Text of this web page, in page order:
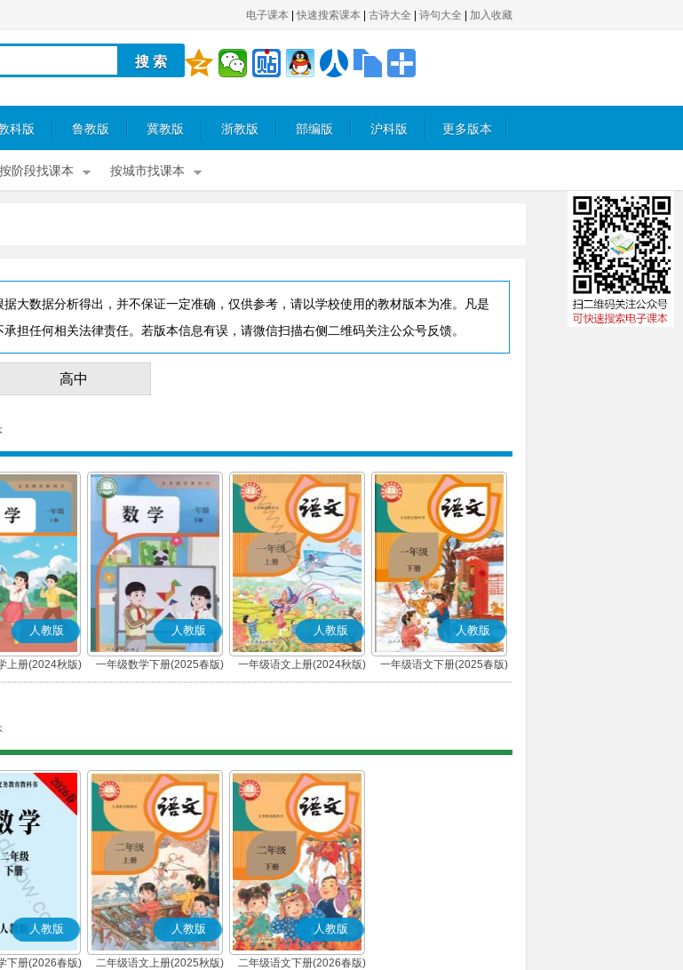
电子课本 快速搜索课本 古诗大全 诗句大全 加入收藏
科版 鲁教版 冀教版 浙教版 部编版 沪科版 更多版本
按阶段找课本 按城市找课本
大数据分析得出，并不保证一定准确，仅供参考，请以学校使用的教材版本为准。凡是
担任何相关法律责任。若版本信息有误，请微信扫描右侧二维码关注公众号反馈。
高中
人教版
上册(2024秋版)
人教版
一年级数学下册(2025春版)
人教版
一年级语文上册(2024秋版)
(部编版)
人教版
一年级语文下册(2025春版)
(部编版)
人教版
下册(2026春版)
人教版
二年级语文上册(2025秋版)
人教版
二年级语文下册(2026春版)